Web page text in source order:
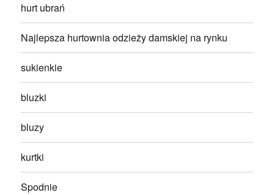
hurt ubrań
Najlepsza hurtownia odzieży damskiej na rynku
sukienkie
bluzki
bluzy
kurtki
Spodnie